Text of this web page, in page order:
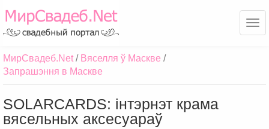
МирСвадеб.Net
Вяселля ў Маскве
Запрашэння в Маскве
SOLARCARDS: інтэрнэт крама
вясельных аксесуараў